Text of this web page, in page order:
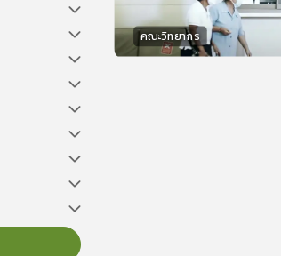
คณะวิทยากร